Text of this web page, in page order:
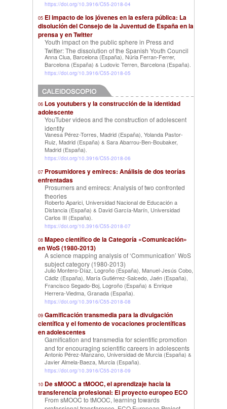
https://doi.org/10.3916/C55-2018-04
05 El impacto de los jóvenes en la esfera pública: La
disolución del Consejo de la Juventud de España en la
prensa y en Twitter
Youth impact on the public sphere in Press and
Twitter: The dissolution of the Spanish Youth Council
Anna Clua, Barcelona (España), Núria Ferran-Ferrer,
Barcelona (España) & Ludovic Terren, Barcelona (España).
https://doi.org/10.3916/C55-2018-05
06 Los youtubers y la construcción de la identidad
adolescente
YouTuber videos and the construction of adolescent
identity
Vanesa Pérez-Torres, Madrid (España), Yolanda Pastor-
Ruiz, Madrid (España) & Sara Abarrou-Ben-Boubaker,
Madrid (España).
https://doi.org/10.3916/C55-2018-06
07 Prosumidores y emirecs: Análisis de dos teorías
enfrentadas
Prosumers and emirecs: Analysis of two confronted
theories
Roberto Aparici, Universidad Nacional de Educación a
Distancia (España) & David García-Marín, Universidad
Carlos III (España).
https://doi.org/10.3916/C55-2018-07
08 Mapeo científico de la Categoría «Comunicación»
en WoS (1980-2013)
A science mapping analysis of ‘Communication’ WoS
subject category (1980-2013)
Julio Montero-Díaz, Logroño (España), Manuel-Jesús Cobo,
Cádiz (España), María Gutiérrez-Salcedo, Jaén (España),
Francisco Segado-Boj, Logroño (España) & Enrique
Herrera-Viedma, Granada (España).
https://doi.org/10.3916/C55-2018-08
09 Gamificación transmedia para la divulgación
científica y el fomento de vocaciones procientíficas
en adolescentes
Gamification and transmedia for scientific promotion
and for encouraging scientific careers in adolescents
Antonio Pérez-Manzano, Universidad de Murcia (España) &
Javier Almela-Baeza, Murcia (España).
https://doi.org/10.3916/C55-2018-09
10 De sMOOC a tMOOC, el aprendizaje hacia la
transferencia profesional: El proyecto europeo ECO
From sMOOC to tMOOC, learning towards